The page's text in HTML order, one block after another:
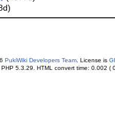
PukiWiki Developers Team. License is
5.3.29. HTML convert time: 0.002 (